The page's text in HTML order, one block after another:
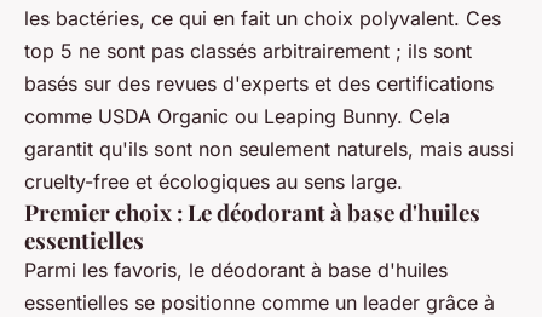
les bactéries, ce qui en fait un choix polyvalent. Ces
top 5 ne sont pas classés arbitrairement ; ils sont
basés sur des revues d'experts et des certifications
comme USDA Organic ou Leaping Bunny. Cela
garantit qu'ils sont non seulement naturels, mais aussi
cruelty-free et écologiques au sens large.
Premier choix : Le déodorant à base d'huiles
essentielles
Parmi les favoris, le déodorant à base d'huiles
essentielles se positionne comme un leader grâce à